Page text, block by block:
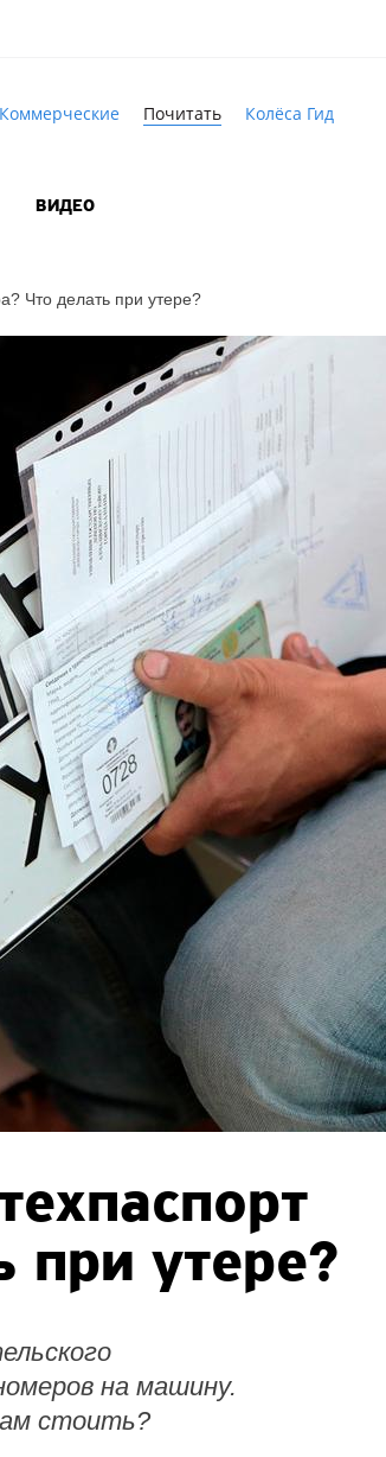
Коммерческие Почитать Колёса Гид
ВИДЕО
Что делать при утере?
при утере?
на машину.
стоить?